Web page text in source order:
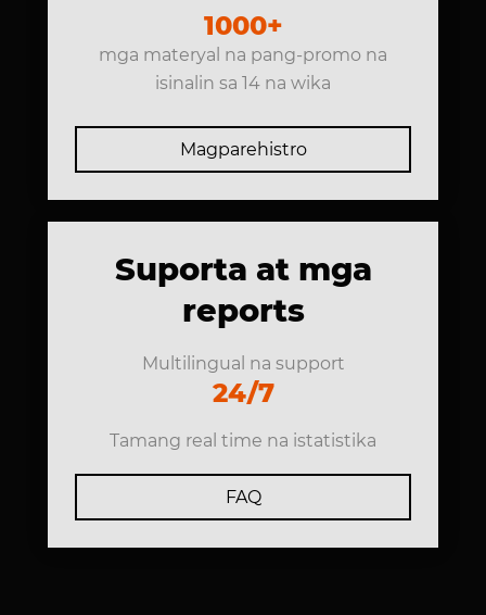
1000+
mga materyal na pang-promo na
isinalin sa 14 na wika
Magparehistro
Suporta at mga
reports
24/7
Multilingual na support
Tamang real time na istatistika
FAQ